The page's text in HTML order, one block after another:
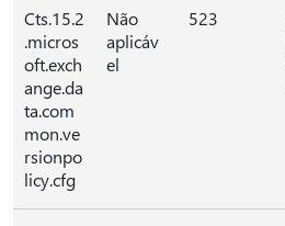
Cts.15.2
.micros
oft.exch
ange.da
ta.com
mon.ve
rsionpo
licy.cfg
Não
aplicáv
el
523